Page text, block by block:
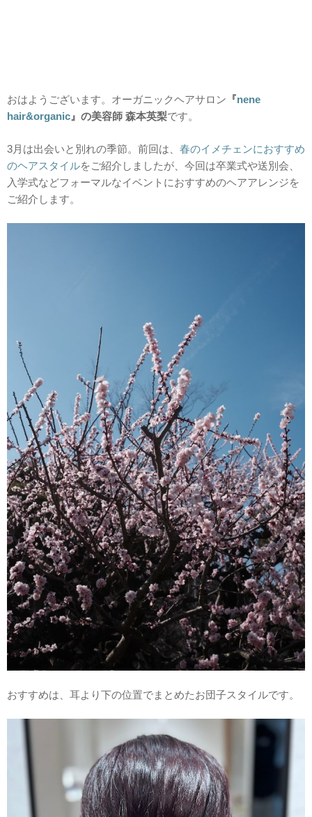
おはようございます。オーガニックヘアサロン 『nene
hair&organic 』の美容師 森本英梨です。
3月は出会いと別れの季節。前回は、 春のイメチェンにおすすめ
のヘアスタイルをご紹介しましたが、今回は卒業式や送別会、
入学式などフォーマルなイベントにおすすめのヘアアレンジを
ご紹介します。
おすすめは、耳より下の位置でまとめたお団子スタイルです。